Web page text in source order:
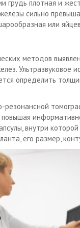
грудь плотная и
сильно
или
методов
Ультразвуковое
определить
резонансной
повышая
внутри
его размер,